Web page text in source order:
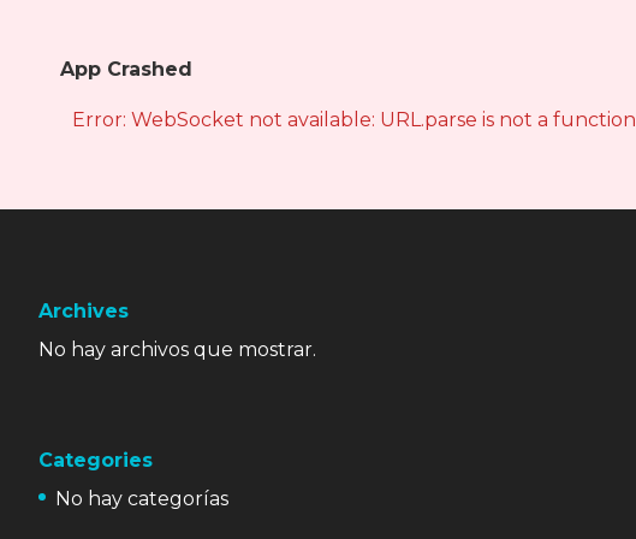
App Crashed
Error: WebSocket not available: URL.parse is not a function
Archives
No hay archivos que mostrar.
Categories
No hay categorías